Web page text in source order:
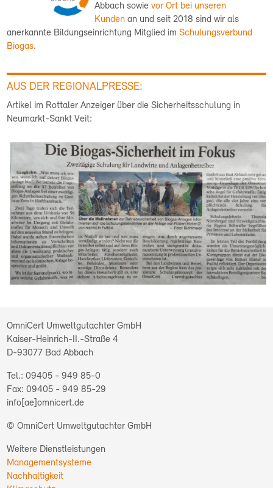
Abbach sowie vor Ort bei unseren
Kundenan und seit 2018 sind wir als
anerkannte Bildungseinrichtung Mitglied imSchulungsverbund
Biogas.
AUS DER REGIONALPRESSE:
Artikel im Rottaler Anzeiger über die Sicherheitsschulung in
Neumarkt-Sankt Veit:
OmniCert Umweltgutachter GmbH
Kaiser-Heinrich-II.-Straße 4
D-93077 Bad Abbach
09405 - 949 85-0
09405 - 949 85-29
info[ae]omnicert.de
© OmniCert Umweltgutachter GmbH
Weitere Dienstleistungen
Managementsysteme
Nachhaltigkeit